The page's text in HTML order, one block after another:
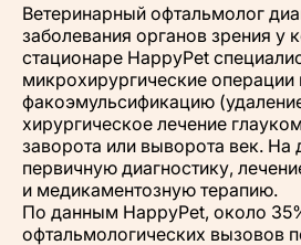
Ветеринарный офтальмолог
заболевания органов зрения у
стационаре HappyPet
микрохирургические операции
факоэмульсификацию
хирургическое лечение
заворота или выворота век. На
первичную диагностику,
и медикаментозную терапию.
По данным HappyPet, около
офтальмологических вызовов